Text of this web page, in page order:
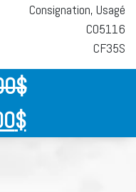
Consignation, Usagé
C05116
CF35S
$
$